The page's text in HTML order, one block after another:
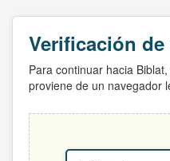
Verificación de
Para continuar hacia
proviene de un navegador